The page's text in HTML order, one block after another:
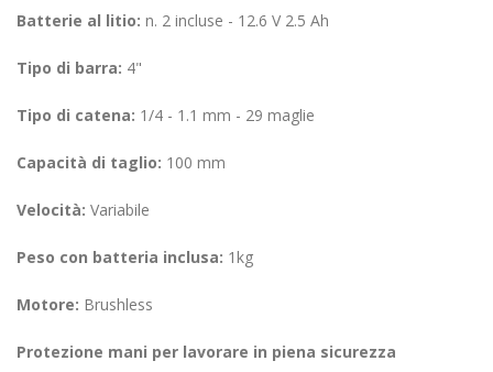
Batterie al litio: n. 2 incluse - 12.6 V 2.5 Ah
Tipo di barra: 4"
Tipo di catena: 1/4 - 1.1 mm - 29 maglie
Capacità di taglio: 100 mm
Velocità: Variabile
Peso con batteria inclusa: 1kg
Motore: Brushless
Protezione mani per lavorare in piena sicurezza